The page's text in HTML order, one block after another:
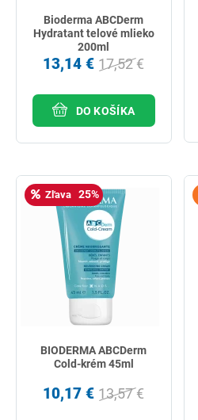
Bioderma ABCDerm
Hydratant telové mlieko
200ml
13,14 € 17,52 €
DO KOŠÍKA
Zľava 25%
BIODERMA ABCDerm
Cold-krém 45ml
10,17 € 13,57 €